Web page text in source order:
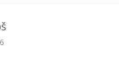
obchodu je 5 z 5 hvězdiček.